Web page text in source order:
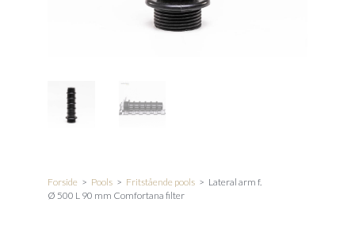
Forside > Pools > Fritstående pools > Lateral arm f.
Ø 500 L 90 mm Comfortana filter